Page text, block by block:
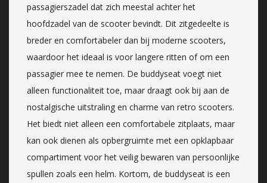
passagierszadel dat zich meestal achter het
hoofdzadel van de scooter bevindt. Dit zitgedeelte is
breder en comfortabeler dan bij moderne scooters,
waardoor het ideaal is voor langere ritten of om een
passagier mee te nemen. De buddyseat voegt niet
alleen functionaliteit toe, maar draagt ook bij aan de
nostalgische uitstraling en charme van retro scooters.
Het biedt niet alleen een comfortabele zitplaats, maar
kan ook dienen als opbergruimte met een opklapbaar
compartiment voor het veilig bewaren van persoonlijke
spullen zoals een helm. Kortom, de buddyseat is een